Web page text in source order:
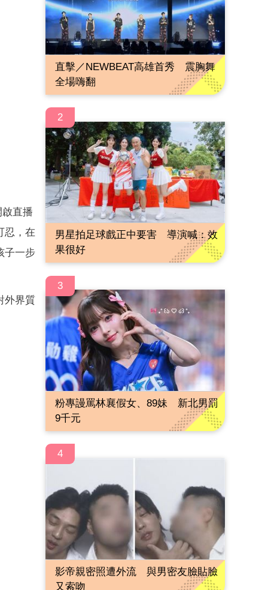
啟直播
忍，在
子一步
外界質
直擊／NEWBEAT高雄首秀 震胸舞
全場嗨翻
2
男星拍足球戲正中要害 導演喊：效
果很好
3
粉專謾罵林襄假女、89妹 新北男罰
9千元
4
影帝親密照遭外流 與男密友臉貼臉
又索吻